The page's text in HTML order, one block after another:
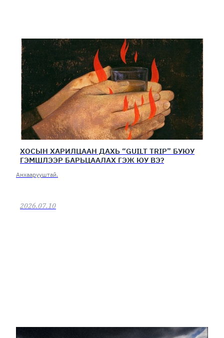
ХОСЫН ХАРИЛЦААН ДАХЬ “GUILT TRIP” БУЮУ
ГЭМШЛЭЭР БАРЬЦААЛАХ ГЭЖ ЮУ ВЭ?
Анхаарууштай.
2026.07.10